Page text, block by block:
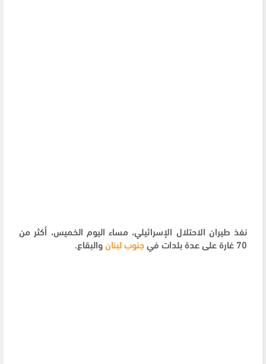
نفذ طيران الاحتلال الإسرائيلي، مساء اليوم الخميس، أكثر من
70 غارة على عدة بلدات في
جنوب لبنانوالبقاع.